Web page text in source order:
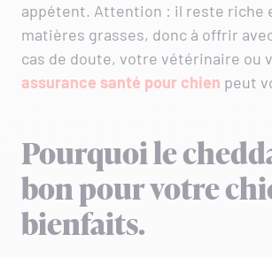
appétent. Attention : il reste riche
matières grasses, donc à offrir
cas de doute, votre vétérinaire ou
assurance santé pour chien peut
Pourquoi le
bon pour votre
bienfaits.